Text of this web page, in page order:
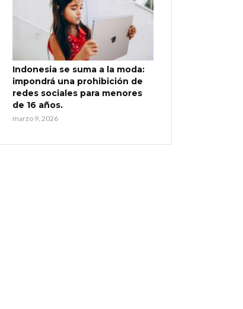
Indonesia se suma a la moda:
impondrá una prohibición de
redes sociales para menores
de 16 años.
marzo 9, 2026